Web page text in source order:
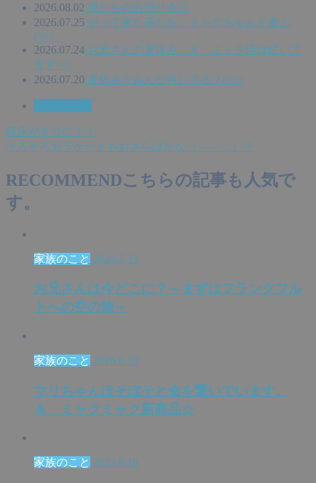
2026.08.02 孫たちのお泊り会♡
2026.07.25 やって来た孫たち、ミャクちゃんと遊ぶ
(^^♪
2026.07.24 お兄さんの夏休み ＆ ミャク活は続いて
ます^^;
2026.07.20 夏休み☆みんな何してる？(^^♪
寝床が５つに！！
そろそろガラケーともおさらばかな（－－；）？
RECOMMENDこちらの記事も人気で
す。
家族のこと 2024.7.13
お兄さんは今どこに？～まずはフランクフル
トへの空の旅～
家族のこと 2026.6.19
マリちゃんほそぼそと命を繋いでいます。
＆ ミャクミャク新商品☆
家族のこと 2022.8.16